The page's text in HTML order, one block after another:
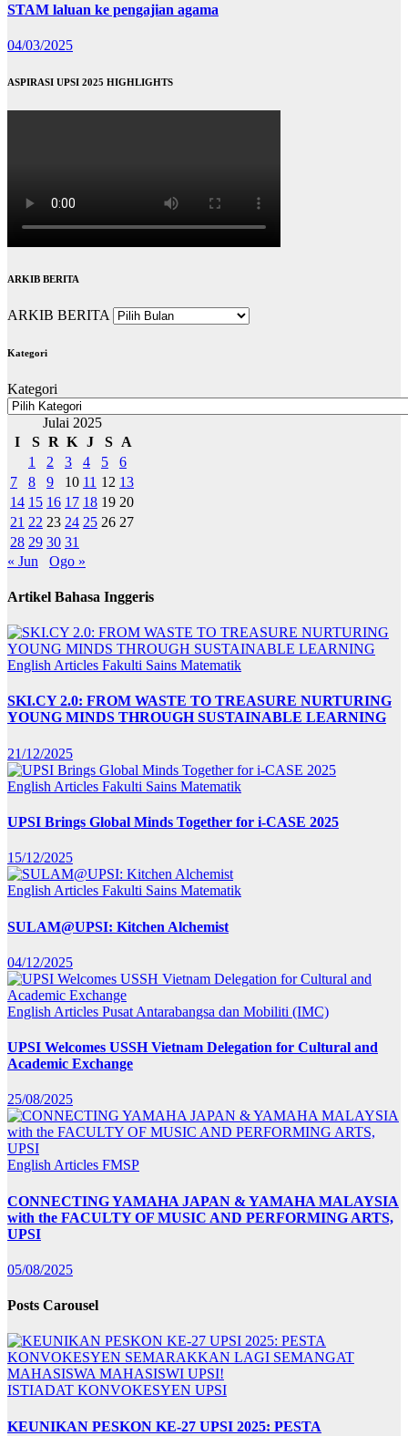
STAM laluan ke pengajian agama
04/03/2025
ASPIRASI UPSI 2025 HIGHLIGHTS
ARKIB BERITA
ARKIB BERITA
Kategori
Kategori
Julai 2025
I
S R K J S
A
1
2 3 4 5
6
7
8 9 10 11 12 13
14 15 16 17 18 19 20
21 22 23 24 25 26 27
28 29 30 31
« Jun
Ogo »
Artikel Bahasa Inggeris
English Articles Fakulti Sains Matematik
SKI.CY 2.0: FROM WASTE TO TREASURE NURTURING
YOUNG MINDS THROUGH SUSTAINABLE LEARNING
21/12/2025
English Articles Fakulti Sains Matematik
UPSI Brings Global Minds Together for i-CASE 2025
15/12/2025
English Articles Fakulti Sains Matematik
SULAM@UPSI: Kitchen Alchemist
04/12/2025
English Articles Pusat Antarabangsa dan Mobiliti (IMC)
UPSI Welcomes USSH Vietnam Delegation for Cultural and
Academic Exchange
25/08/2025
English Articles FMSP
CONNECTING YAMAHA JAPAN & YAMAHA MALAYSIA
with the FACULTY OF MUSIC AND PERFORMING ARTS,
UPSI
05/08/2025
Posts Carousel
ISTIADAT KONVOKESYEN UPSI
KEUNIKAN PESKON KE-27 UPSI 2025: PESTA